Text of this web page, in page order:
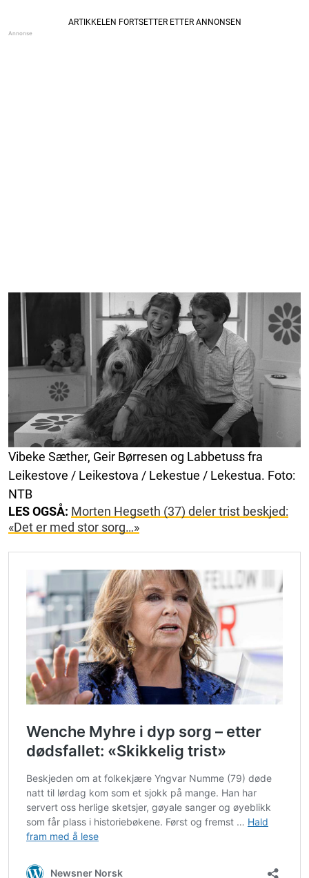
Vibeke Sæther, Geir Børresen og Labbetuss fra
Leikestove / Leikestova / Lekestue / Lekestua. Foto:
NTB
LES OGSÅ: Morten Hegseth (37) deler trist beskjed:
«Det er med stor sorg…»